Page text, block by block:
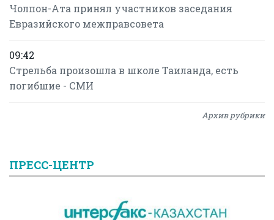
Чолпон-Ата принял участников заседания
Евразийского межправсовета
09:42
Стрельба произошла в школе Таиланда, есть
погибшие - СМИ
Архив рубрики
ПРЕСС-ЦЕНТР